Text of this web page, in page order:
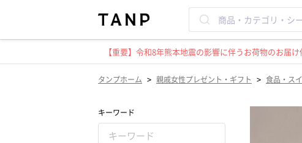
【重要】令和8年熊本地震の影響に伴うお荷物のお届
タンプホーム > 親戚女性プレゼント・ギフト > 食品・ス
キーワード